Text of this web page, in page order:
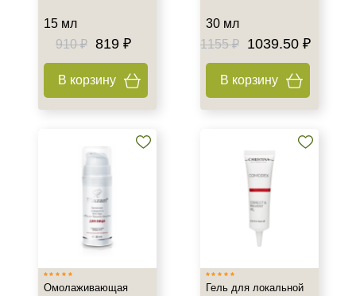
15 мл
910 ₽ 819 ₽
В корзину
30 мл
1155 ₽
1039.50 ₽
В корзину
Омолаживающая Гель для локальной